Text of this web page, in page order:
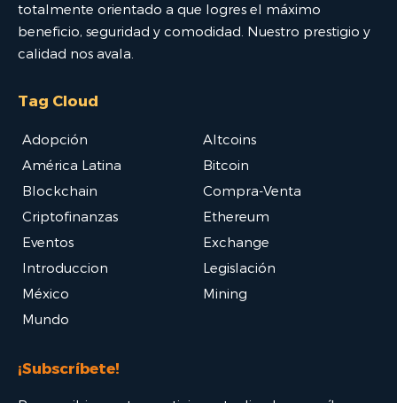
totalmente orientado a que logres el máximo
beneficio, seguridad y comodidad. Nuestro prestigio y
calidad nos avala.
Tag Cloud
Adopción
Altcoins
América Latina
Bitcoin
Blockchain
Compra-Venta
Criptofinanzas
Ethereum
Eventos
Exchange
Introduccion
Legislación
México
Mining
Mundo
¡Subscríbete!